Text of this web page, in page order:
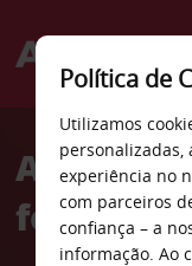
Welcome
AvisAluguer
Política de
Utilizamos
personalizadas,
experiência no
com parceiros
confiança – a
informação. Ao